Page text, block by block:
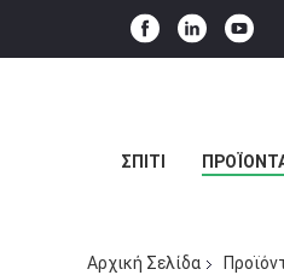
ΣΠΊΤΙ
Αρχική Σελίδα